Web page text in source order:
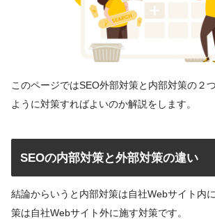
このページではSEO外部対策と内部対策の２
ように対策すればよいのか解説をします。
SEOの内部対策と外部対策の違い
結論からいうと内部対策は自社Webサイト内
策は自社Webサイト外に施す対策です。